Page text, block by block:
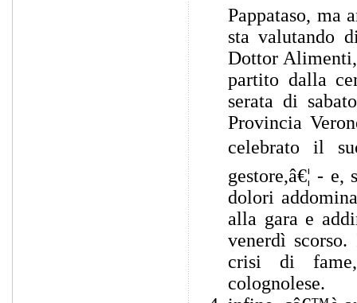
Pappataso, ma
sta valutando
Dottor
partito dalla
serata di
Provincia
celebrato il
gestore,â€¦ -
dolori
alla gara e
venerdì
crisi di
colognolese.